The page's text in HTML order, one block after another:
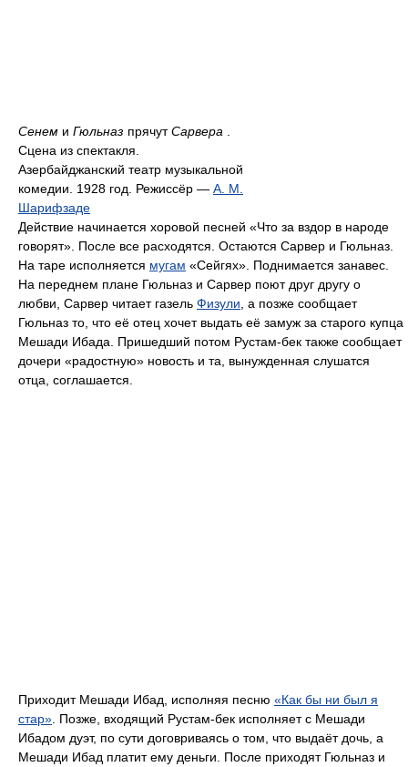
Сенем и Гюльназ прячутСарвера
Сцена из спектакля.
Азербайджанский театр музыкальной
комедии. 1928 год. Режиссёр — А. М.
Шарифзаде
Действие начинается хоровой песней «Что за вздор в народе
говорят». После все расходятся. Остаются Сарвер и Гюльназ.
На таре исполняется мугам «Сейгях». Поднимается занавес.
На переднем плане Гюльназ и Сарвер поют друг другу о
любви, Сарвер читает газель Физули , а позже сообщает
Гюльназ то, что её отец хочет выдать её замуж за старого купца
Мешади Ибада. Пришедший потом Рустам-бек также сообщает
дочери «радостную» новость и та, вынужденная слушатся
отца, соглашается.
Приходит Мешади Ибад, исполняя песню «Как бы ни был я
стар» . Позже, входящий Рустам-бек исполняет с Мешади
Ибадом дуэт, по сути договриваясь о том, что выдаёт дочь, а
Мешади Ибад платит ему деньги. После приходят Гюльназ и